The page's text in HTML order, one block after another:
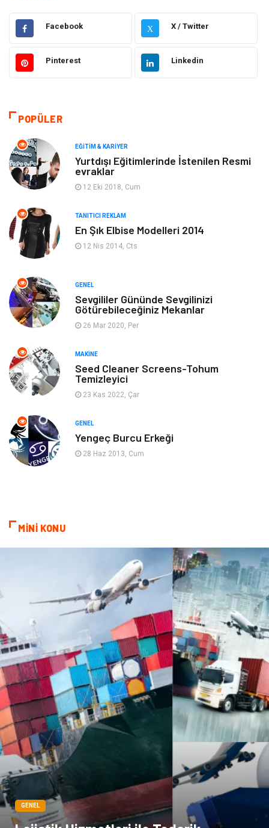
Hukuk Emlak
Otomotiv Sağlıklı Yaşam
Moda
Makine
Elektronik
Giyim
Ev Dekorasyon Organizasyon
Anne & Çocuk Genel Kültür
Ev İşleri
Gençlik & Eğlence
Mobilya
Evlilik Rehberi
Astroloji Keyfinizi Kaçırmayın
Çadır
Yazı Tahtaları Pet Malzemeleri
Facebook X X / Twitter
Pinterest Linkedin
POPÜLER
EĞITIM & KARIYER
Yurtdışı Eğitimlerinde İstenilen Resmi
evraklar
12 Eki 2018, Cum
TANITICI REKLAM
En Şık Elbise Modelleri 2014
12 Nis 2014, Cts
GENEL
Sevgililer Gününde Sevgilinizi
Götürebileceğiniz Mekanlar
26 Mar 2020, Per
MAKINE
Seed Cleaner Screens-Tohum
Temizleyici
23 Kas 2022, Çar
GENEL
Yengeç Burcu Erkeği
28 Haz 2013, Cum
MİNİ KONU
GENEL